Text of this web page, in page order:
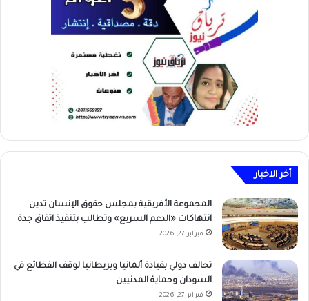
أخر الاخبار
المجموعة الأفريقية بمجلس حقوق الإنسان تدين
انتهاكات «الدعم السريع» وتطالب بتنفيذ اتفاق جدة
فبراير 27, 2026
تحالف دولي بقيادة ألمانيا وبريطانيا لوقف الفظائع في
السودان وحماية المدنيين
فبراير 27, 2026